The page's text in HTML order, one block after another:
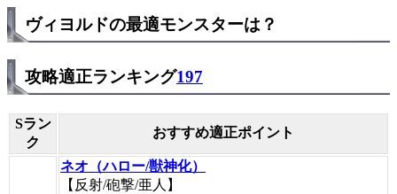
ヴィヨルドの最適モンスターは？
攻略適正ランキング197
Sラン
ク
おすすめ適正ポイント
ネオ（ハロー/獣神化）
【反射/砲撃/亜人】